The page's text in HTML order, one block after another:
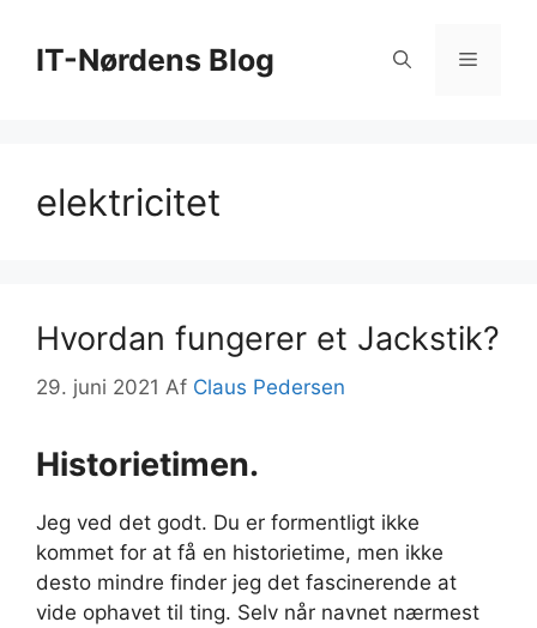
indholdIT-Nørdens Blog Menu
elektricitet
Hvordan fungerer et Jackstik?
29. juni 2021 Af Claus Pedersen
Historietimen.
Jeg ved det godt. Du er formentligt ikke
kommet for at få en historietime, men ikke
desto mindre finder jeg det fascinerende at
vide ophavet til ting. Selv når navnet nærmest